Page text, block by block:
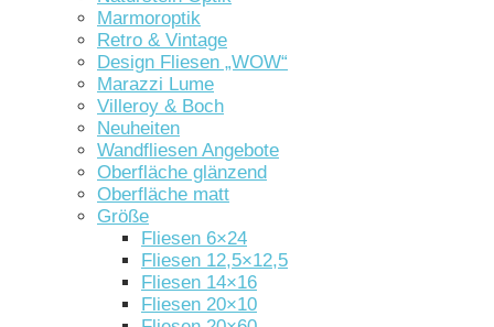
Marmoroptik
Retro & Vintage
Design Fliesen „WOW“
Marazzi Lume
Villeroy & Boch
Neuheiten
Wandfliesen Angebote
Oberfläche glänzend
Oberfläche matt
Größe
Fliesen 6×24
Fliesen 12,5×12,5
Fliesen 14×16
Fliesen 20×10